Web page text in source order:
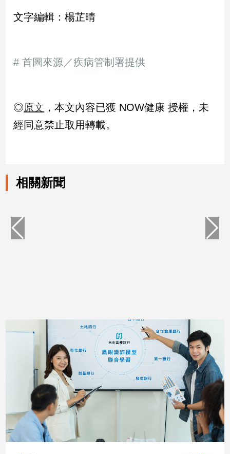
作
專
區
【我
文字編輯：楊芷晴
# 首圖來源／疾病管制署提供
◎原文 ，本文內容已獲 NOW健康 授權，未
經同意禁止取用轉載。
相關新聞